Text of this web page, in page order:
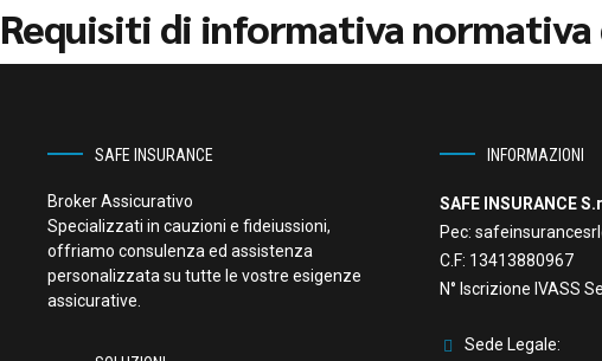
Requisiti di informativa
SAFE INSURANCE
Broker Assicurativo
Specializzati in cauzioni e fideiussioni,
offriamo consulenza ed assistenza
personalizzata su tutte le vostre esigenze
assicurative.
INFORMAZIONI
SAFE INSURANCE
Pec:
C.F: 13413880967
N° Iscrizione IVASS
Sede Legale: